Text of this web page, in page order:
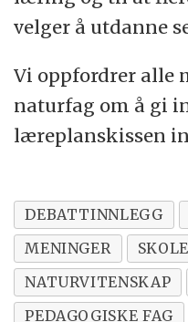
velger å utdanne
Vi oppfordrer alle
naturfag om å gi
læreplanskissen
DEBATTINNLEGG
MENINGER
NATURVITENSKAP
PEDAGOGISKE FAG